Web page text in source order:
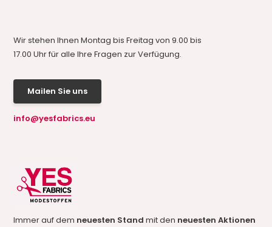
Wir stehen Ihnen Montag bis Freitag von 9.00 bis
17.00 Uhr für alle Ihre Fragen zur Verfügung.
Mailen Sie uns
info@yesfabrics.eu
Immer auf dem neuesten Standmit den neuesten Aktionen